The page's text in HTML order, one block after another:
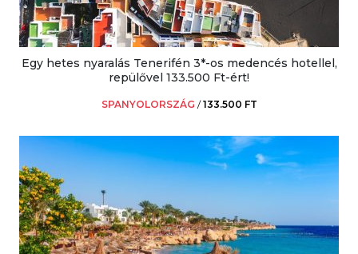
Egy hetes nyaralás Tenerifén 3*-os medencés hotellel,
repülővel 133.500 Ft-ért!
SPANYOLORSZÁG /133.500 FT